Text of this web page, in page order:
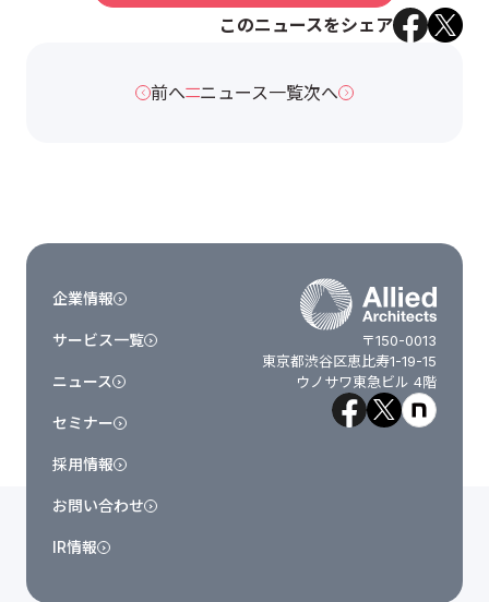
このニュースをシェア
前へ ニュース一覧次へ
〒150-0013
東京都渋谷区恵比寿1-19-15
ウノサワ東急ビル 4階
企業情報
サービス一覧
ニュース
セミナー
採用情報
お問い合わせ
IR情報